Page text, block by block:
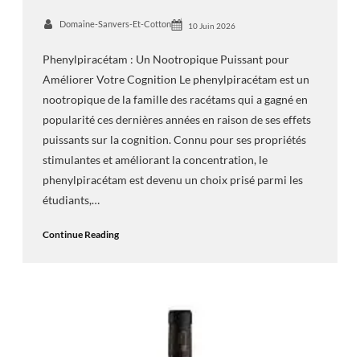
Domaine-Sanvers-Et-Cotton 10 Juin 2026
Phenylpiracétam : Un Nootropique Puissant pour
Améliorer Votre Cognition Le phenylpiracétam est un
nootropique de la famille des racétams qui a gagné en
popularité ces dernières années en raison de ses effets
puissants sur la cognition. Connu pour ses propriétés
stimulantes et améliorant la concentration, le
phenylpiracétam est devenu un choix prisé parmi les
étudiants,…
Continue Reading